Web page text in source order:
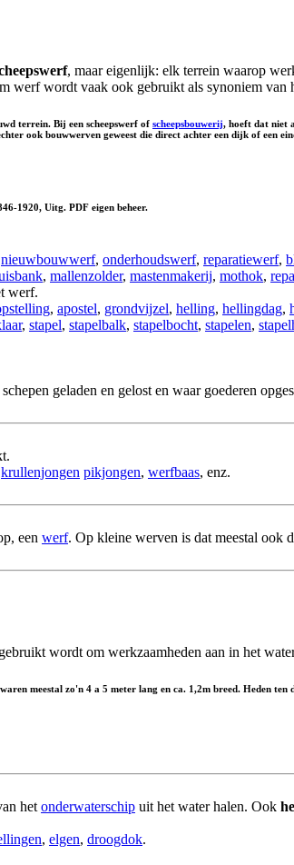
, maar eigenlijk: elk terrein waarop
werf wordt vaak ook gebruikt als synoniem
terrein. Bij een scheepswerf of scheepsbouwerij, hoeft dat niet
ook bouwwerven geweest die direct achter een dijk of een
1920, Uitg. PDF eigen beheer.
nieuwbouwwerf, onderhoudswerf, reparatiewerf,
, mallenzolder, mastenmakerij, mothok,
werf.
, apostel, grondvijzel, helling, hellingdag,
, stapel, stapelbalk, stapelbocht, stapelen,
geladen en gelost en waar goederen
krullenjongen pikjongen, werfbaas, enz.
een werf. Op kleine werven is dat meestal ook
gebruikt wordt om werkzaamheden aan in het
meestal zo'n 4 a 5 meter lang en ca. 1,2m breed. Heden
het onderwaterschip uit het water halen. Ook
, elgen, droogdok.